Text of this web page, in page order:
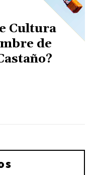
Cultura
de